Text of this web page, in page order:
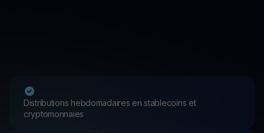
Distributions hebdomadaires en stablecoins et
cryptomonnaies